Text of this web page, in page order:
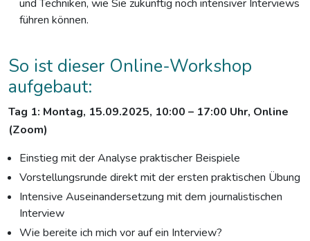
und Techniken, wie Sie zukünftig noch intensiver Interviews
führen können.
So ist dieser Online-Workshop
aufgebaut:
Tag 1: Montag, 15.09.2025, 10:00 – 17:00 Uhr, Online
(Zoom)
Einstieg mit der Analyse praktischer Beispiele
Vorstellungsrunde direkt mit der ersten praktischen Übung
Intensive Auseinandersetzung mit dem journalistischen
Interview
Wie bereite ich mich vor auf ein Interview?